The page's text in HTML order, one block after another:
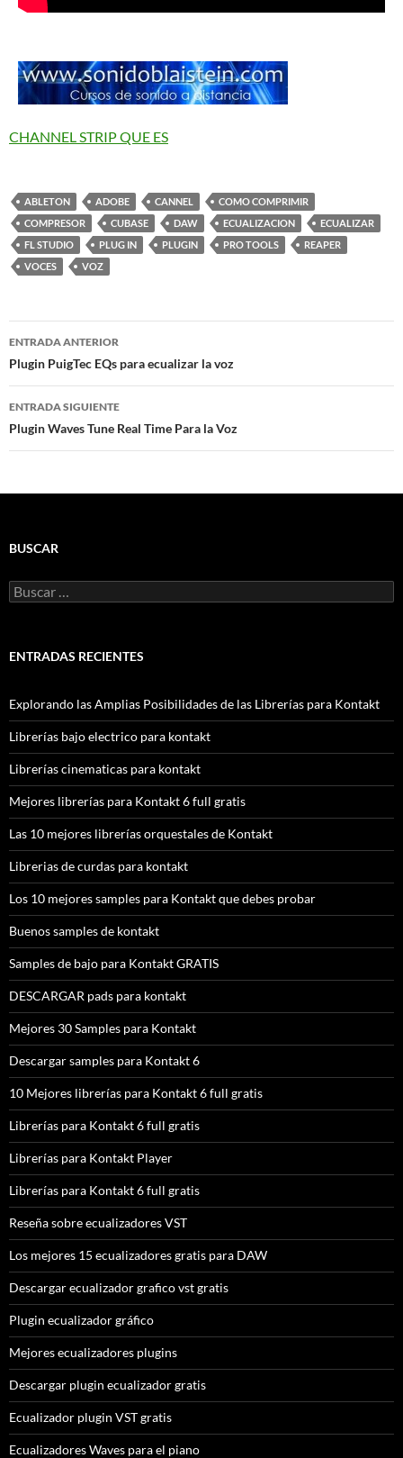
CHANNEL STRIP QUE ES
ABLETON ADOBE CANNEL
COMO COMPRIMIR
COMPRESOR
CUBASE DAW ECUALIZACION
ECUALIZAR
FL STUDIO
PLUG IN PLUGIN PRO TOOLS
REAPER
VOCES
VOZ
Navegación
de
entradas
ENTRADA ANTERIOR
Plugin PuigTec EQs para ecualizar la voz
ENTRADA SIGUIENTE
Plugin Waves Tune Real Time Para la Voz
BUSCAR
Buscar:
ENTRADAS RECIENTES
Explorando las Amplias Posibilidades de las Librerías para Kontakt
Librerías bajo electrico para kontakt
Librerías cinematicas para kontakt
Mejores librerías para Kontakt 6 full gratis
Las 10 mejores librerías orquestales de Kontakt
Librerias de curdas para kontakt
Los 10 mejores samples para Kontakt que debes probar
Buenos samples de kontakt
Samples de bajo para Kontakt GRATIS
DESCARGAR pads para kontakt
Mejores 30 Samples para Kontakt
Descargar samples para Kontakt 6
10 Mejores librerías para Kontakt 6 full gratis
Librerías para Kontakt 6 full gratis
Librerías para Kontakt Player
Librerías para Kontakt 6 full gratis
Reseña sobre ecualizadores VST
Los mejores 15 ecualizadores gratis para DAW
Descargar ecualizador grafico vst gratis
Plugin ecualizador gráfico
Mejores ecualizadores plugins
Descargar plugin ecualizador gratis
Ecualizador plugin VST gratis
Ecualizadores Waves para el piano